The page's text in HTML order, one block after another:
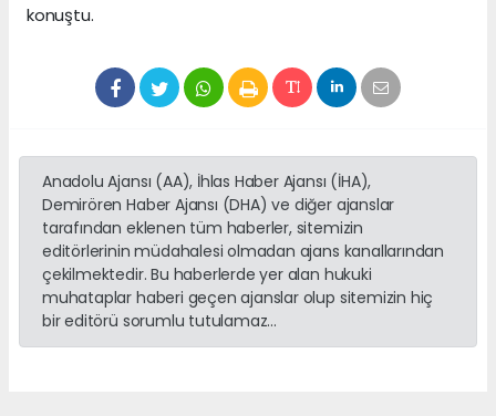
konuştu.
Anadolu Ajansı (AA), İhlas Haber Ajansı (İHA),
Demirören Haber Ajansı (DHA) ve diğer ajanslar
tarafından eklenen tüm haberler, sitemizin
editörlerinin müdahalesi olmadan ajans kanallarından
çekilmektedir. Bu haberlerde yer alan hukuki
muhataplar haberi geçen ajanslar olup sitemizin hiç
bir editörü sorumlu tutulamaz...